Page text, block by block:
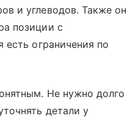
и углеводов. Также он
позиции с
есть ограничения по
Не нужно долго
детали у